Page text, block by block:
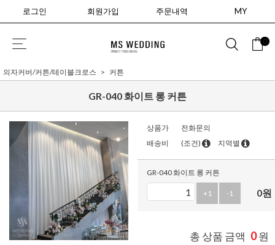
로그인 회원가입 주문내역 MY
0
의자커버/커튼/테이블크로스 커튼
GR-040 화이트 롱 커튼
상품가
전화문의
배송비
(조건) 지역별
GR-040 화이트 롱 커튼
+1 -1 0원
총 상품 금액 0원